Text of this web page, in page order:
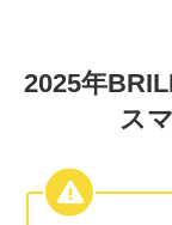
2025年
ス